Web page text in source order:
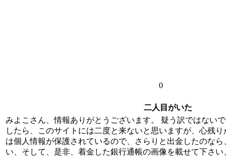
0
二人目がいた
みよこさん、情報ありがとうございます。 疑う訳ではない
したら、このサイトには二度と来ないと思いますが、心残
は個人情報が保護されているので、さらりと出金したのな
い、そして、是非、着金した銀行通帳の画像を載せて下さ